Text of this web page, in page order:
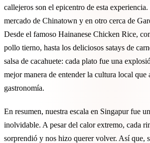
callejeros son el epicentro de esta
mercado de Chinatown y en otro cerca de
Desde el famoso Hainanese Chicken Rice,
pollo tierno, hasta los deliciosos satays de
salsa de cacahuete: cada plato fue una
mejor manera de entender la cultura local que
gastronomía.
En resumen, nuestra escala en Singapur fue
inolvidable. A pesar del calor extremo, cada
sorprendió y nos hizo querer volver. Así que,